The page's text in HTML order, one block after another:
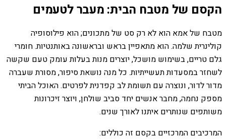
הקסם של מטבח הבית: מעבר לטעמים
מטבח של אמא הוא לא רק סט של מתכונים; הוא פילוסופיה
קולינרית שלמה. הוא מתאפיין בראש ובראשונה באותנטיות. חומרי
גלם טריים, בשימוש מושכל, יוצרים מנות בעלות עומק טעם שקשה
לשחזר במסעדות תעשייתיות. כל מנה נושאת סיפור, מסורת שעברה
מדור לדור, ונוצרה עם תשומת לב קפדנית לפרטים. האוכל הביתי
מספק נחמה, מחבר אנשים יחד סביב שולחן, ויוצר זיכרונות
משותפים שנותרים איתנו לאורך שנים.
המרכיבים המרכזיים בקסם זה כוללים: